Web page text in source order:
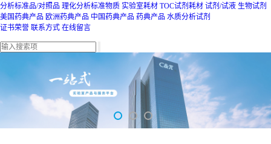
分析标准品/对照品 理化分析标准物质 实验室耗材 TOC试剂耗材 试剂/试液 生物试剂
美国药典产品 欧洲药典产品 中国药典产品 药典产品 水质分析试剂
证书荣誉 联系方式 在线留言